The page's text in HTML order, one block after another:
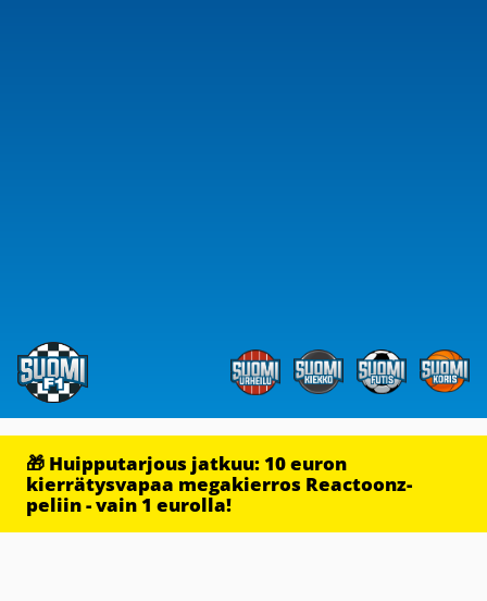
🎁 Huipputarjous jatkuu: 10 euron
kierrätysvapaa megakierros Reactoonz-
peliin - vain 1 eurolla!